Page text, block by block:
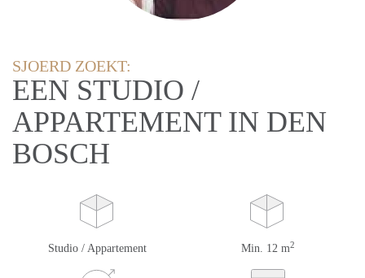
SJOERD ZOEKT:
EEN STUDIO /
APPARTEMENT IN DEN
BOSCH
Studio / Appartement Min. 12 m2